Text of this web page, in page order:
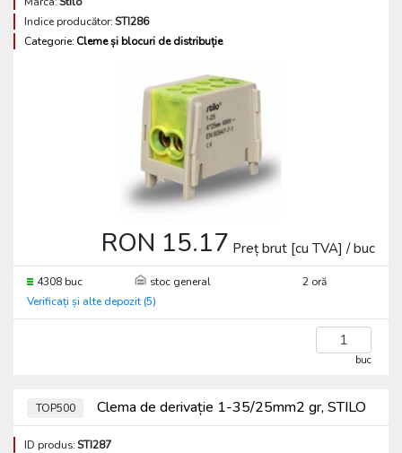
Indice producător:STI286
Categorie: Cleme și blocuri de distribuție
RON 15.17 Preț brut [cu TVA] / buc
4308 buc stoc general
2 oră
Verificați și alte depozit (5)
buc
TOP500 Clema de derivație 1-35/25mm2 gr, STILO
ID produs:STI287